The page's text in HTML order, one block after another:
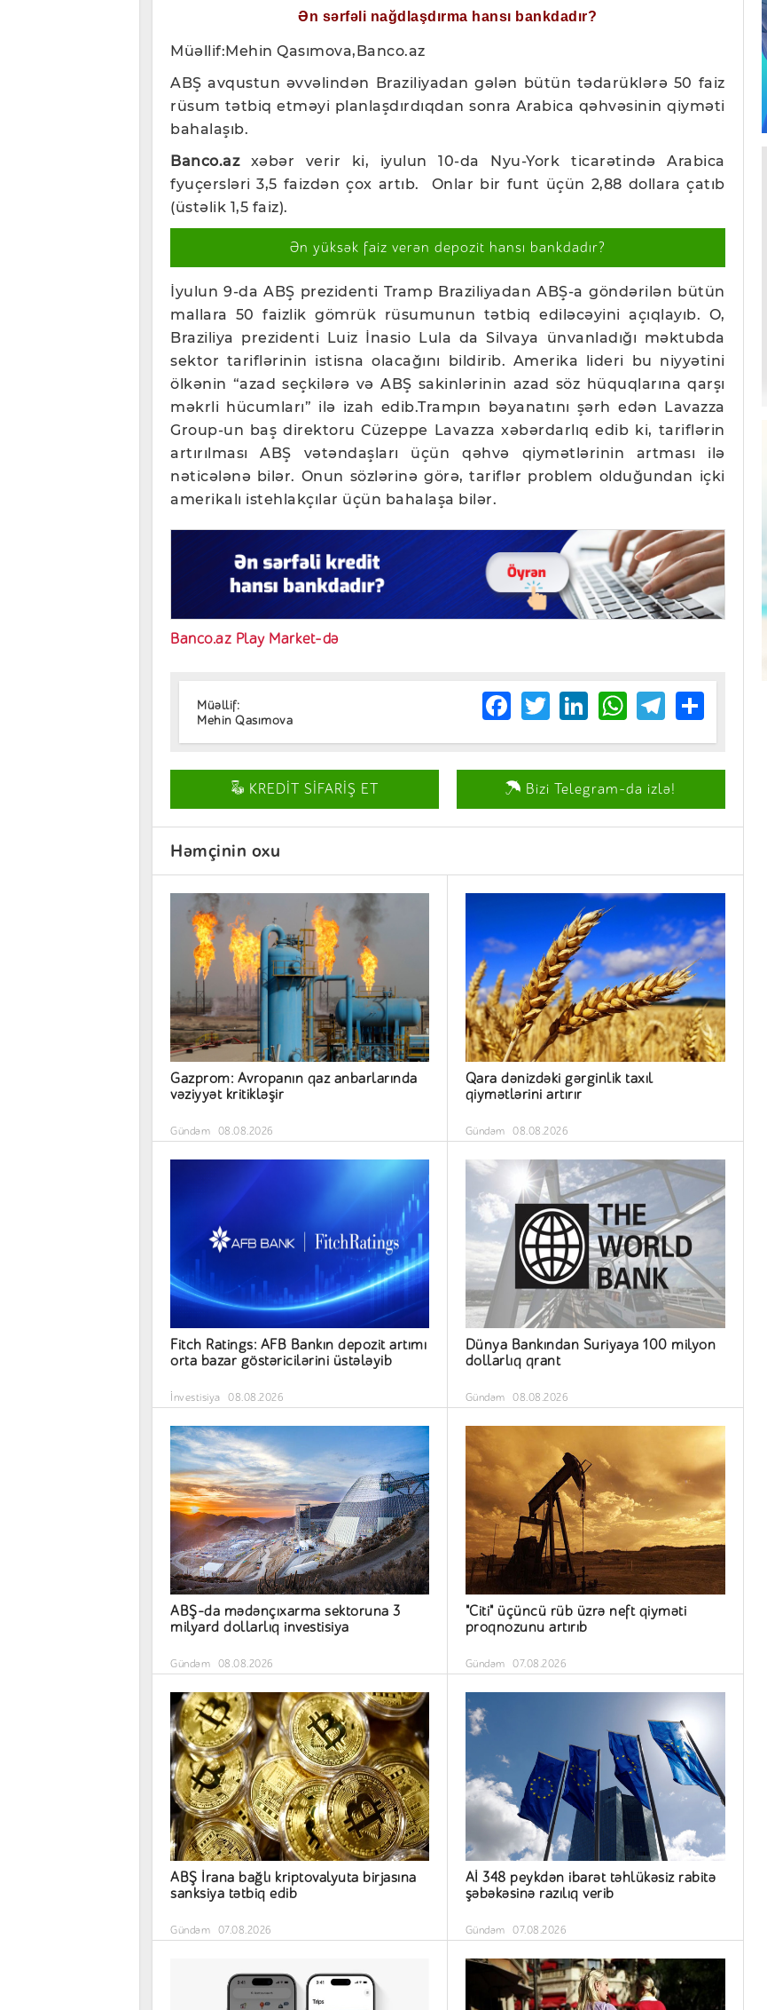
Ən sərfəli nağdlaşdırma hansı bankdadır?
Müəllif:Mehin Qasımova,Banco.az
ABŞ avqustun əvvəlindən Braziliyadan gələn bütün tədarüklərə 50 faiz
rüsum tətbiq etməyi planlaşdırdıqdan sonra Arabica qəhvəsinin qiyməti
bahalaşıb.
Banco.azxəbər verir ki, iyulun 10-da Nyu-York ticarətində Arabica
fyuçersləri 3,5 faizdən çox artıb. Onlar bir funt üçün 2,88 dollara çatıb
(üstəlik 1,5 faiz).
Ən yüksək faiz verən depozit hansı bankdadır?
İyulun 9-da ABŞ prezidenti Tramp Braziliyadan ABŞ-a göndərilən bütün
mallara 50 faizlik gömrük rüsumunun tətbiq ediləcəyini açıqlayıb. O,
Braziliya prezidenti Luiz İnasio Lula da Silvaya ünvanladığı məktubda
sektor tariflərinin istisna olacağını bildirib. Amerika lideri bu niyyətini
ölkənin “azad seçkilərə və ABŞ sakinlərinin azad söz hüquqlarına qarşı
məkrli hücumları” ilə izah edib.Trampın bəyanatını şərh edən Lavazza
Group-un baş direktoru Cüzeppe Lavazza xəbərdarlıq edib ki, tariflərin
artırılması ABŞ vətəndaşları üçün qəhvə qiymətlərinin artması ilə
nəticələnə bilər. Onun sözlərinə görə, tariflər problem olduğundan içki
amerikalı istehlakçılar üçün bahalaşa bilər.
Banco.az Play Market-də
Müəllif:
Mehin Qasımova
Facebook
TwitterLinkedIn
WhatsApp
Telegram
Share
KREDİT SİFARİŞ ET Bizi Telegram-da izlə!
Həmçinin oxu
Gazprom: Avropanın qaz anbarlarında
vəziyyət kritikləşir
Gündəm 08.08.2026
Qara dənizdəki gərginlik taxıl
qiymətlərini artırır
Gündəm 08.08.2026
Fitch Ratings: AFB Bankın depozit artımı
orta bazar göstəricilərini üstələyib
İnvestisiya 08.08.2026
Dünya Bankından Suriyaya 100 milyon
dollarlıq qrant
Gündəm 08.08.2026
ABŞ-da mədənçıxarma sektoruna 3
milyard dollarlıq investisiya
Gündəm 08.08.2026
"Citi" üçüncü rüb üzrə neft qiyməti
proqnozunu artırıb
Gündəm 07.08.2026
ABŞ İrana bağlı kriptovalyuta birjasına
sanksiya tətbiq edib
Gündəm 07.08.2026
Aİ 348 peykdən ibarət təhlükəsiz rabitə
şəbəkəsinə razılıq verib
Gündəm 07.08.2026